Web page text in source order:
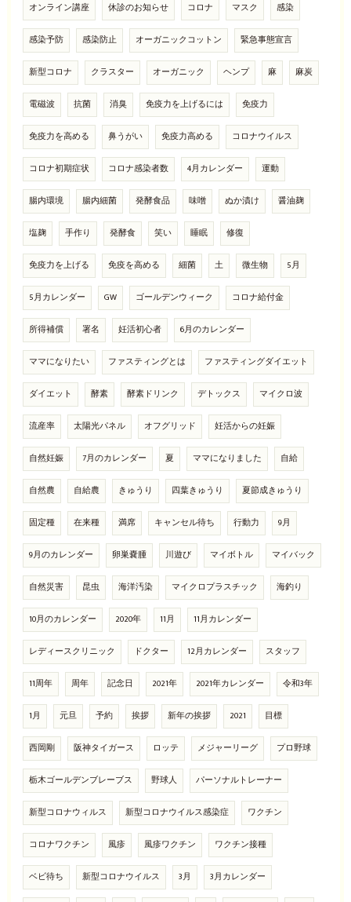
オンライン講座 休診のお知らせ コロナ マスク 感染
感染予防 感染防止 オーガニックコットン 緊急事態宣言
新型コロナ クラスター オーガニック ヘンプ 麻 麻炭
電磁波 抗菌 消臭 免疫力を上げるには 免疫力
免疫力を高める 鼻うがい 免疫力高める コロナウイルス
コロナ初期症状 コロナ感染者数 4月カレンダー 運動
腸内環境 腸内細菌 発酵食品 味噌 ぬか漬け 醤油麹
塩麹 手作り 発酵食 笑い 睡眠 修復
免疫力を上げる 免疫を高める 細菌 土 微生物 5月
5月カレンダー GW ゴールデンウィーク コロナ給付金
所得補償 署名 妊活初心者 6月のカレンダー
ママになりたい ファスティングとは ファスティングダイエット
ダイエット 酵素 酵素ドリンク デトックス マイクロ波
流産率 太陽光パネル オフグリッド 妊活からの妊娠
自然妊娠 7月のカレンダー 夏 ママになりました 自給
自然農 自給農 きゅうり 四葉きゅうり 夏節成きゅうり
固定種 在来種 満席 キャンセル待ち 行動力 9月
9月のカレンダー 卵巣嚢腫 川遊び マイボトル マイバック
自然災害 昆虫 海洋汚染 マイクロプラスチック 海釣り
10月のカレンダー 2020年 11月 11月カレンダー
レディースクリニック ドクター 12月カレンダー スタッフ
11周年 周年 記念日 2021年 2021年カレンダー 令和3年
1月 元旦 予約 挨拶 新年の挨拶 2021 目標
西岡剛 阪神タイガース ロッテ メジャーリーグ プロ野球
栃木ゴールデンブレーブス 野球人 パーソナルトレーナー
新型コロナウィルス 新型コロナウイルス感染症 ワクチン
コロナワクチン 風疹 風疹ワクチン ワクチン接種
ベビ待ち 新型コロナウイルス 3月 3月カレンダー